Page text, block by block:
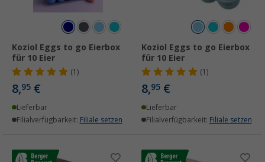
Koziol Eggs to go Eierbox
für 10 Eier
(1)
8,95 €
Lieferbar
Filialverfügbarkeit: Filiale setzen
Koziol Eggs to go Eierbox
für 10 Eier
(1)
8,95 €
Lieferbar
Filialverfügbarkeit: Filiale setzen